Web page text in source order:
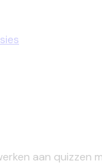
aan quizzen